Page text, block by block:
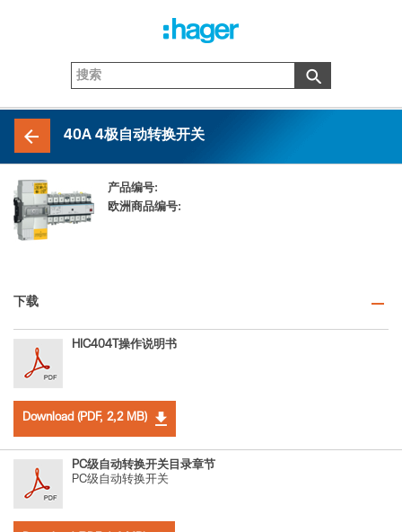
40A 4极自动转换开关
产品编号:
HIC404T
欧洲商品编号:
3250613141134
下载
HIC404T操作说明书
Download (PDF, 2,2 MB)
PC级自动转换开关目录章节
PC级自动转换开关